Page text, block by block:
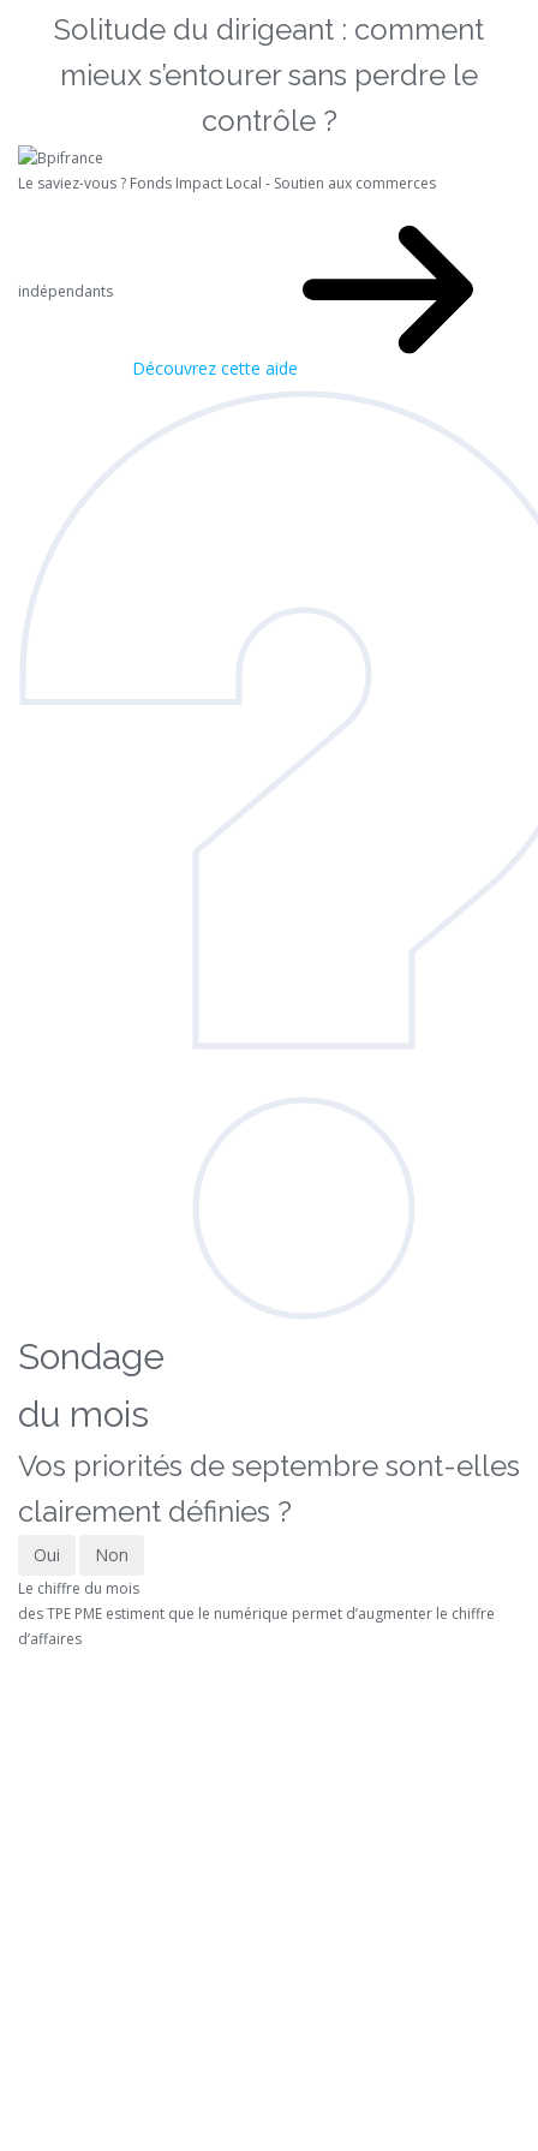
Solitude du dirigeant : comment
mieux s’entourer sans perdre le
contrôle ?
Le saviez-vous ? Fonds Impact Local - Soutien aux commerces
indépendants
Découvrez cette aide
Sondage
du mois
Vos priorités de septembre sont-elles
clairement définies ?
Oui Non
Le chiffre du mois
des TPE PME estiment que le numérique permet d’augmenter le chiffre
d’affaires